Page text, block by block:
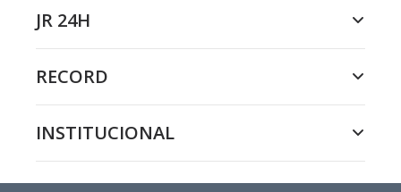
JR 24H
RECORD
INSTITUCIONAL